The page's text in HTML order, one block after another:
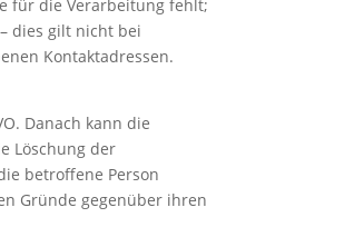
für die Verarbeitung fehlt;
dies gilt nicht bei
Kontaktadressen.
Danach kann die
Löschung der
betroffene Person
Gründe gegenüber ihren